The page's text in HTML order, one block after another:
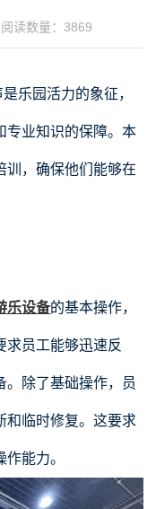
阅读数量：3869
乐园活力的象征，
专业知识的保障。本
训，确保他们能够在
乐设备的基本操作，
求员工能够迅速反
。除了基础操作，员
和临时修复。这要求
能力。